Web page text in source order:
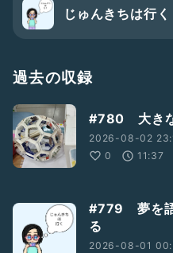
じゅんきちは行く
過去の収録
#780 大き
2026-08-02
0
11:37
#779 夢を語
る
2026-08-01